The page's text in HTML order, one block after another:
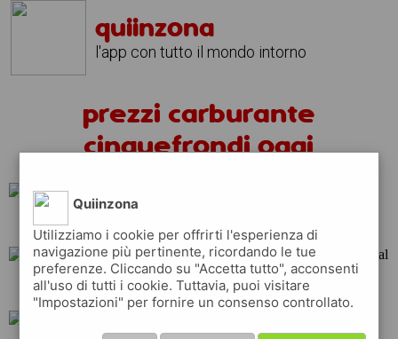
quiinzona
l'app con tutto il mondo intorno
prezzi carburante
cinquefrondi oggi
q8
repsol shell
Quiinzona
Utilizziamo i cookie per offrirti l'esperienza di
navigazione più pertinente, ricordando le tue
preferenze. Cliccando su "Accetta tutto", acconsenti
all'uso di tutti i cookie. Tuttavia, puoi visitare
"Impostazioni" per fornire un consenso controllato.